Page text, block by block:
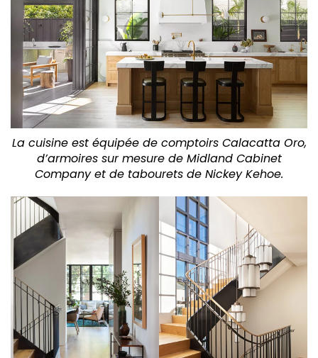
La cuisine est équipée de comptoirs Calacatta Oro,
d’armoires sur mesure de Midland Cabinet
Company et de tabourets de Nickey Kehoe.